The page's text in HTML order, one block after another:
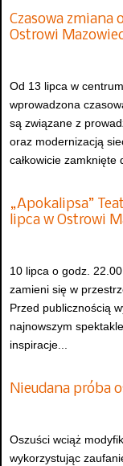
Czasowa zmiana
Ostrowi
Od 13 lipca w
wprowadzona
są związane z
oraz modernizacją
całkowicie zamknięte
„Apokalipsa”
lipca w Ostrowi
10 lipca o godz.
zamieni się w
Przed publicznością
najnowszym
inspiracje...
Nieudana próba
Oszuści wciąż
wykorzystując